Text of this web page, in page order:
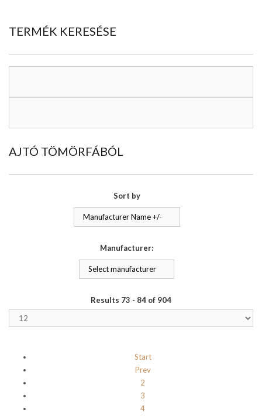
TERMÉK KERESÉSE
AJTÓ TÖMÖRFÁBÓL
Sort by
Manufacturer Name +/-
Manufacturer:
Select manufacturer
Results 73 - 84 of 904
Start
Prev
2
3
4